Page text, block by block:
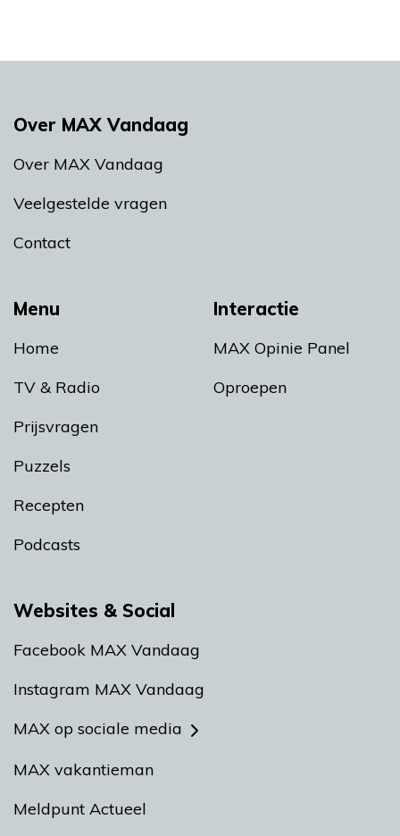
Menu
Home
TV & Radio
Prijsvragen
Puzzels
Recepten
Podcasts
Interactie
MAX Opinie Panel
Oproepen
Over MAX Vandaag
Over MAX Vandaag
Veelgestelde vragen
Contact
Websites & Social
Facebook MAX Vandaag
Instagram MAX Vandaag
MAX op sociale media
MAX vakantieman
Meldpunt Actueel